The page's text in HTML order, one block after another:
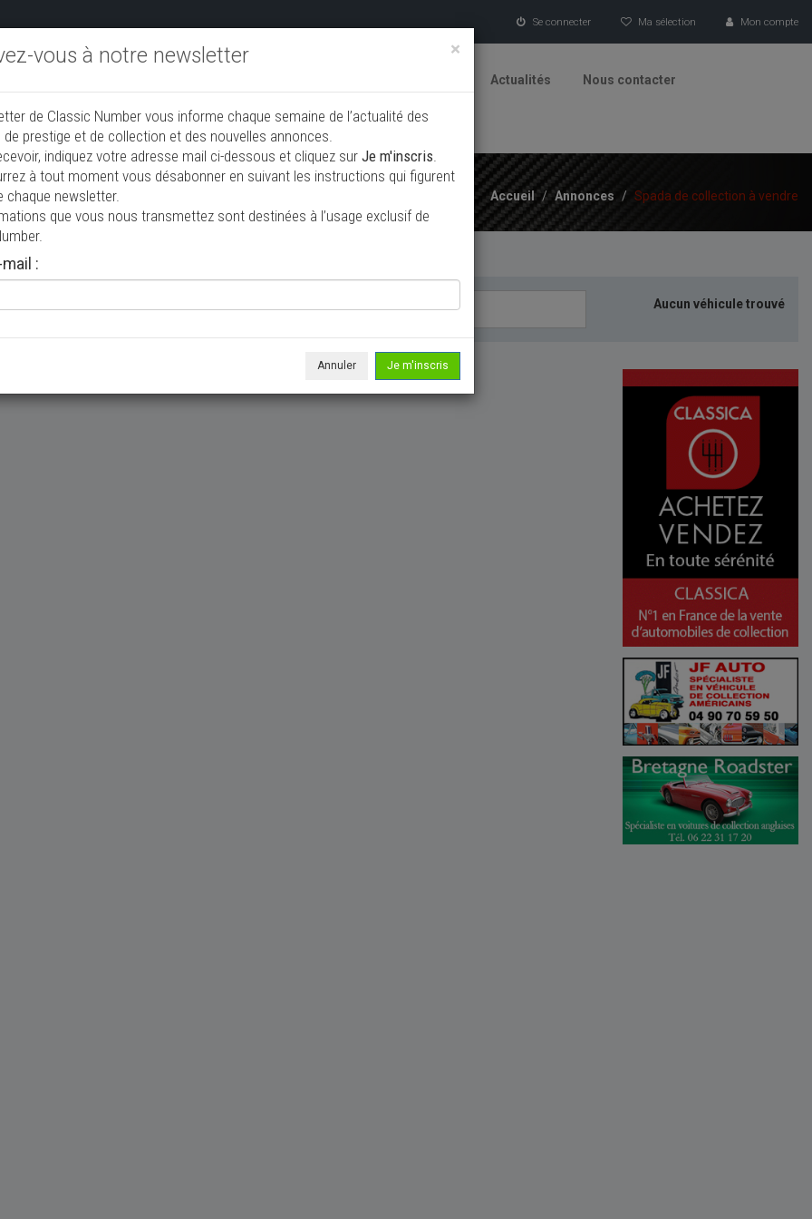
Se connecter Ma sélection Mon compte
Actualités Nous contacter
une annonce
vendre Accueil / Annonces / Spada de collection à vendre
Aucun véhicule trouvé
ne correspond à votre recherche, veuillez modifier vos critères de recherche...
×
vous à notre newsletter
de Classic Number vous informe chaque semaine de l’actualité des
de prestige et de collection et des nouvelles annonces.
indiquez votre adresse mail ci-dessous et cliquez sur Je m'inscris.
à tout moment vous désabonner en suivant les instructions qui figurent
chaque newsletter.
que vous nous transmettez sont destinées à l’usage exclusif de
:
Annuler Je m'inscris